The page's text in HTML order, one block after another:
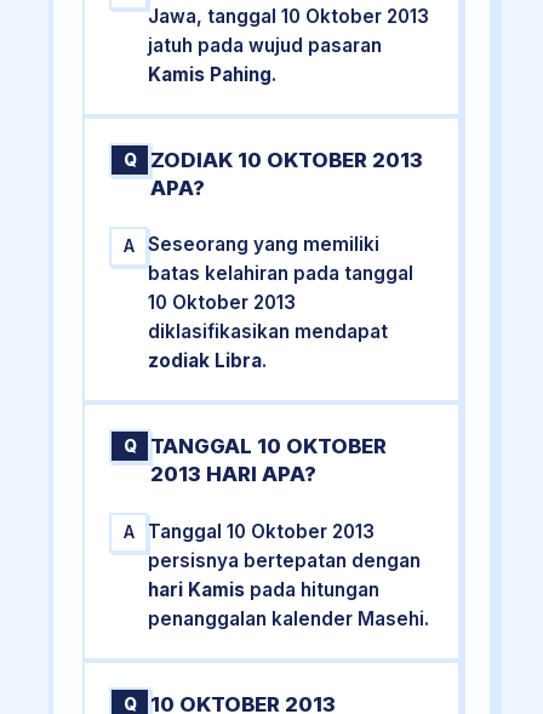
Jawa, tanggal 10 Oktober 2013
jatuh pada wujud pasaran
Kamis Pahing.
Q
ZODIAK 10 OKTOBER 2013
APA?
A
Seseorang yang memiliki
batas kelahiran pada tanggal
10 Oktober 2013
diklasifikasikan mendapat
zodiak Libra.
Q
TANGGAL 10 OKTOBER
2013 HARI APA?
A
Tanggal 10 Oktober 2013
persisnya bertepatan dengan
hari Kamis pada hitungan
penanggalan kalender Masehi.
Q
10 OKTOBER 2013